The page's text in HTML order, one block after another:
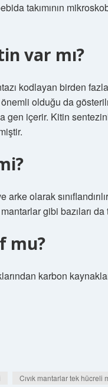
takımının
var mı?
kodlayan birden
olduğu da
gen içerir. Kitin
olarak
gibi bazıları da
mu?
karbon
Cıvık mantarlar tek hücreli